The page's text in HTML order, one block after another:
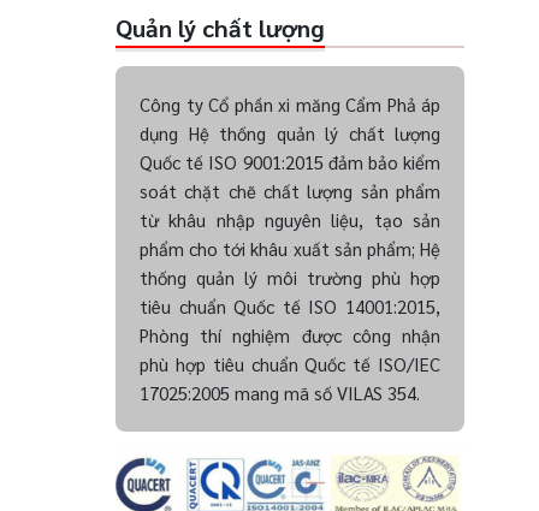
Quản lý chất lượng
Công ty Cổ phần xi măng Cẩm Phả áp
dụng Hệ thống quản lý chất lượng
Quốc tế ISO 9001:2015 đảm bảo kiểm
soát chặt chẽ chất lượng sản phẩm
từ khâu nhập nguyên liệu, tạo sản
phẩm cho tới khâu xuất sản phẩm; Hệ
thống quản lý môi trường phù hợp
tiêu chuẩn Quốc tế ISO 14001:2015,
Phòng thí nghiệm được công nhận
phù hợp tiêu chuẩn Quốc tế ISO/IEC
17025:2005 mang mã số VILAS 354.